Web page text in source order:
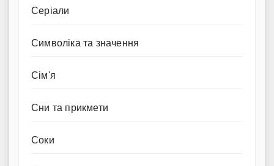
Серіали
Символіка та значення
Сім'я
Сни та прикмети
Соки